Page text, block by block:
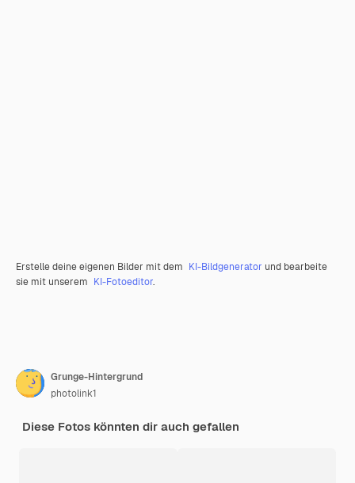
Erstelle deine eigenen Bilder mit dem KI-Bildgenerator und bearbeite
sie mit unserem KI-Fotoeditor.
Grunge-Hintergrund
photolink1
Diese Fotos könnten dir auch gefallen